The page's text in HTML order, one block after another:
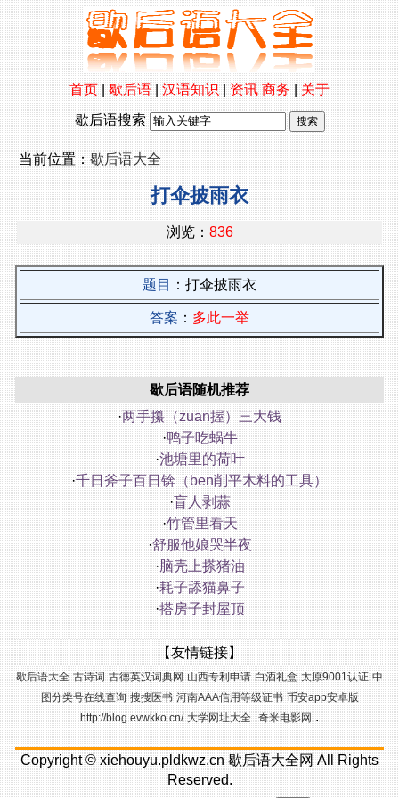
首页|歇后语|汉语知识|资讯 商务|关于
歇后语搜索
当前位置：歇后语大全
打伞披雨衣
浏览： 836
题目 ：打伞披雨衣
答案 ： 多此一举
歇后语随机推荐
·两手攥（zuan握）三大钱
·鸭子吃蜗牛
·池塘里的荷叶
·千日斧子百日锛（ben削平木料的工具）
·盲人剥蒜
·竹管里看天
·舒服他娘哭半夜
·脑壳上搽猪油
·耗子舔猫鼻子
·搭房子封屋顶
【友情链接】
歇后语大全 古诗词 古德英汉词典网 山西专利申请 白酒礼盒 太原9001认证 中
图分类号在线查询 搜搜医书 河南AAA信用等级证书 币安app安卓版
http://blog.evwkko.cn/ 大学网址大全 奇米电影网.
Copyright ©xiehouyu.pldkwz.cn 歇后语大全网All Rights
Reserved.